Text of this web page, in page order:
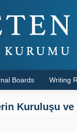
Boards Writing
Kuruluşu